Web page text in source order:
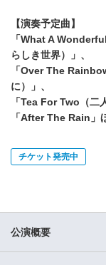
【演奏予定曲】
「What A
らしき世界）」、
「Over The
に）」、
「Tea For Two（二
「After The Rain」
チケット発売中
公演概要